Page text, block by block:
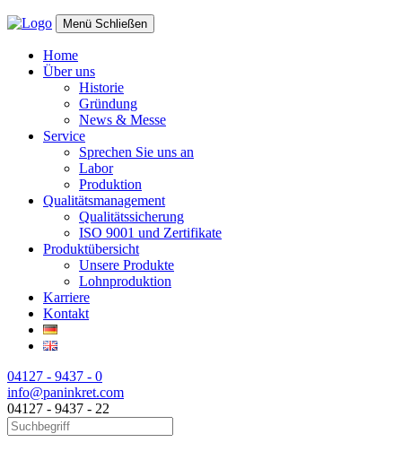
Menü Schließen
Home
Über uns
Historie
Gründung
News & Messe
Service
Sprechen Sie uns an
Labor
Produktion
Qualitätsmanagement
Qualitätssicherung
ISO 9001 und Zertifikate
Produktübersicht
Unsere Produkte
Lohnproduktion
Karriere
Kontakt
04127 - 9437 - 0
info@paninkret.com
04127 - 9437 - 22